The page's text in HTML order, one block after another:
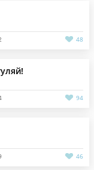
48
94
46